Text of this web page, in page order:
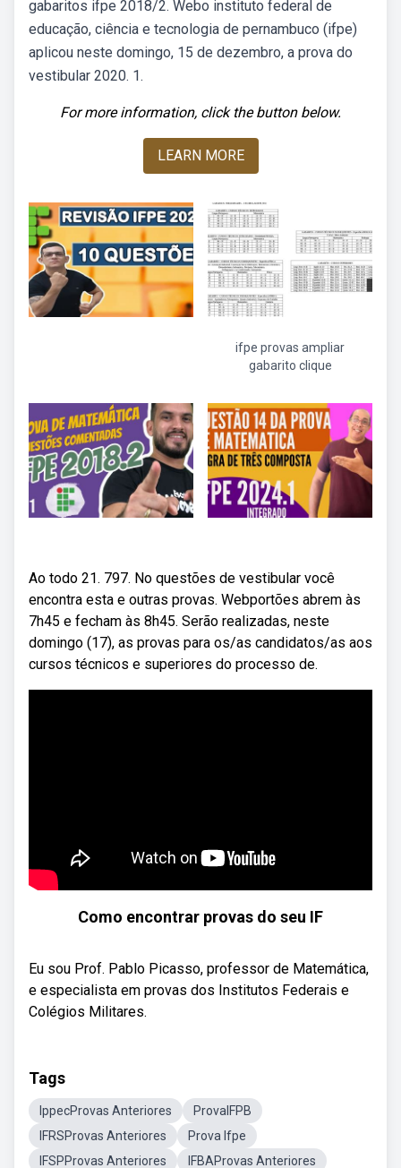
gabaritos ifpe 2018/2. Webo instituto federal de
educação, ciência e tecnologia de pernambuco (ifpe)
aplicou neste domingo, 15 de dezembro, a prova do
vestibular 2020. 1.
For more information, click the button below.
LEARN MORE
ifpe provas ampliar
gabarito clique
Ao todo 21. 797. No questões de vestibular você
encontra esta e outras provas. Webportões abrem às
7h45 e fecham às 8h45. Serão realizadas, neste
domingo (17), as provas para os/as candidatos/as aos
cursos técnicos e superiores do processo de.
Como encontrar provas do seu IF
Eu sou Prof. Pablo Picasso, professor de Matemática,
e especialista em provas dos Institutos Federais e
Colégios Militares.
Tags
IppecProvas Anteriores
ProvaIFPB
IFRSProvas Anteriores
Prova Ifpe
IFSPProvas Anteriores
IFBAProvas Anteriores